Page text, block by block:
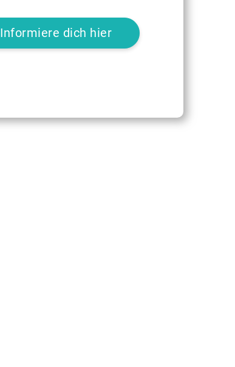
Informiere dich hier